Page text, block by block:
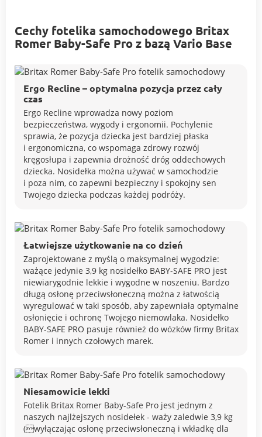
Cechy fotelika samochodowego Britax
Romer Baby-Safe Pro z bazą Vario Base
Ergo Recline – optymalna pozycja przez cały
czas
Ergo Recline wprowadza nowy poziom
bezpieczeństwa, wygody i ergonomii. Pochylenie
sprawia, że pozycja dziecka jest bardziej płaska
i ergonomiczna, co wspomaga zdrowy rozwój
kręgosłupa i zapewnia drożność dróg oddechowych
dziecka. Nosidełka można używać w samochodzie
i poza nim, co zapewni bezpieczny i spokojny sen
Twojego dziecka podczas każdej podróży.
Łatwiejsze użytkowanie na co dzień
Zaprojektowane z myślą o maksymalnej wygodzie:
ważące jedynie 3,9 kg nosidełko BABY-SAFE PRO jest
niewiarygodnie lekkie i wygodne w noszeniu. Bardzo
długą osłonę przeciwsłoneczną można z łatwością
wyregulować w taki sposób, aby zapewniała optymalne
osłonięcie i ochronę Twojego niemowlaka. Nosidełko
BABY-SAFE PRO pasuje również do wózków firmy Britax
Romer i innych czołowych marek.
Niesamowicie lekki
Fotelik Britax Romer Baby-Safe Pro jest jednym z
naszych najlżejszych nosidełek - waży zaledwie 3,9 kg
(wyłączając osłonę przeciwsłoneczną i wkładkę dla